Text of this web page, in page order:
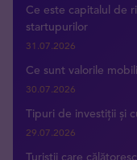
Ce este capitalul de
startupurilor
31.07.2026
Ce sunt valorile
30.07.2026
Tipuri de investiții și
29.07.2026
Turiștii care